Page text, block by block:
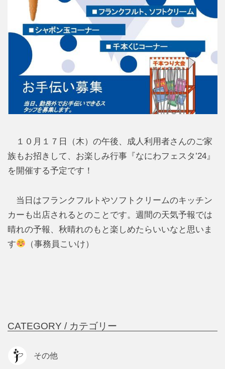
１０月１７日（木）の午後、成人利用者さんのご家
族もお招きして、お楽しみ行事『なにわフェスタ’24』
を開催する予定です！
当日はフランクフルトやソフトクリームのキッチン
カーも出店されるとのことです。週間の天気予報では
晴れの予報、秋晴れのもと楽しめたらいいなと思いま
す
（事務員こいけ）
CATEGORY / カテゴリー
その他